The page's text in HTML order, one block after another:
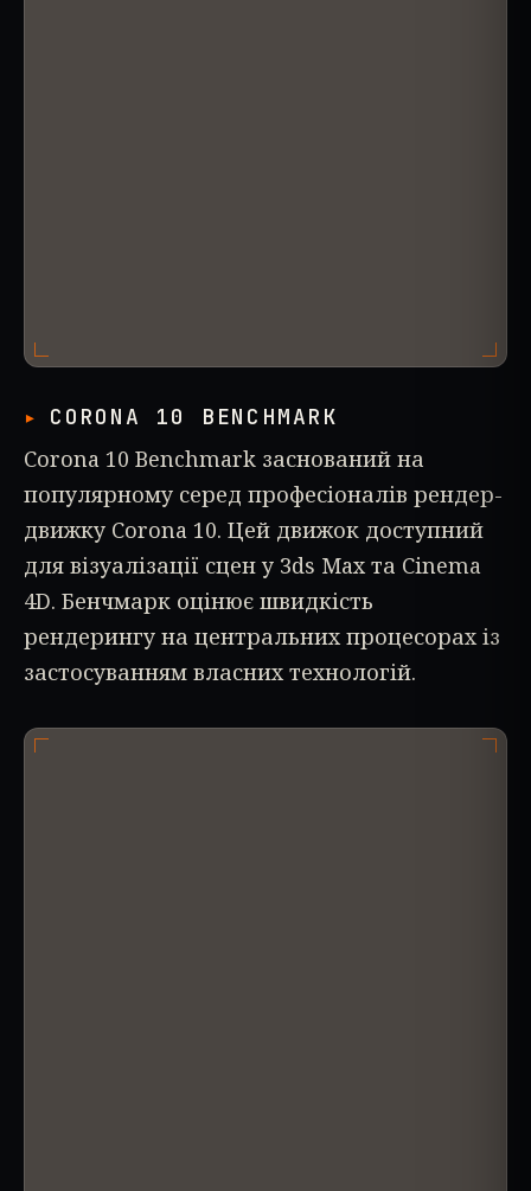
CORONA 10 BENCHMARK
Corona 10 Benchmark заснований на
популярному серед професіоналів рендер-
движку Corona 10. Цей движок доступний
для візуалізації сцен у 3ds Max та Cinema
4D. Бенчмарк оцінює швидкість
рендерингу на центральних процесорах із
застосуванням власних технологій.